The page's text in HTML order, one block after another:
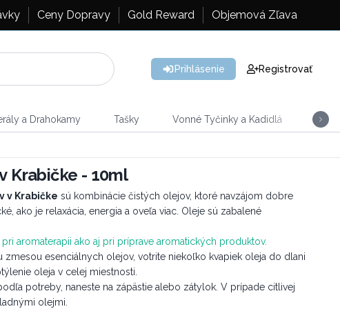
Ceny Dopravy Gold Reward Objemová Zľava
Prihlásenie Registrovať
a Drahokamy Tašky Vonné Tyčinky a Kadidlá
Krabičke - 10ml
v Krabičke sú kombinácie čistých olejov, ktoré navzájom dobre
ako je relaxácia, energia a oveľa viac. Oleje sú zabalené
aromaterapii ako aj pri príprave aromatických produktov.
zmesou esenciálnych olejov, votrite niekoľko kvapiek oleja do dlani
oleja v celej miestnosti.
potreby, naneste na zápästie alebo zátylok. V prípade citlivej
olejmi.